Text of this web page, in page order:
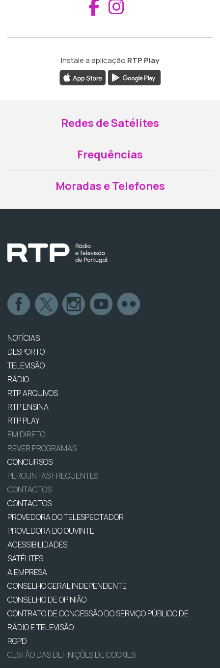
Aceder ao
Instale a aplicação RTP Play
Redes de Satélites
Frequências
Moradas e Telefones
NOTÍCIAS
DESPORTO
TELEVISÃO
RÁDIO
RTP ARQUIVOS
RTP ENSINA
RTP PLAY
EM DIRETO
REVER PROGRAMAS
CONCURSOS
PERGUNTAS FREQUENTES
CONTACTOS
CONTACTOS
PROVEDORA DO TELESPECTADOR
PROVEDORA DO OUVINTE
ACESSIBILIDADES
SATÉLITES
A EMPRESA
CONSELHO GERAL INDEPENDENTE
CONSELHO DE OPINIÃO
CONTRATO DE CONCESSÃO DO SERVIÇO PÚBLICO DE
RÁDIO E TELEVISÃO
RGPD
GESTÃO DAS DEFINIÇÕES DE COOKIES